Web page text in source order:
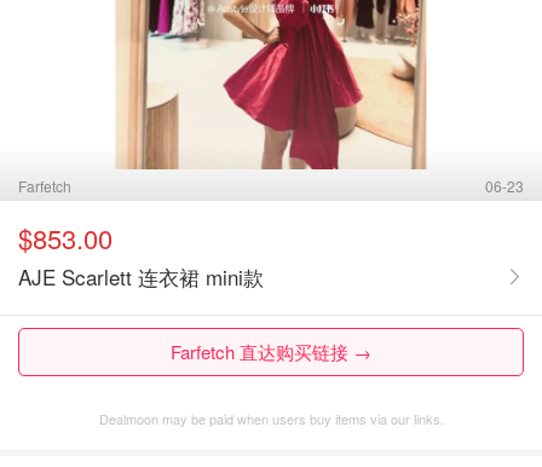
Farfetch 06-23
$853.00
AJE Scarlett 连衣裙 mini款
Farfetch 直达购买链接 →
Dealmoon may be paid when users buy items via our links.